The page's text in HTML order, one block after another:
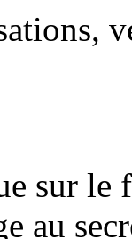
sur
au